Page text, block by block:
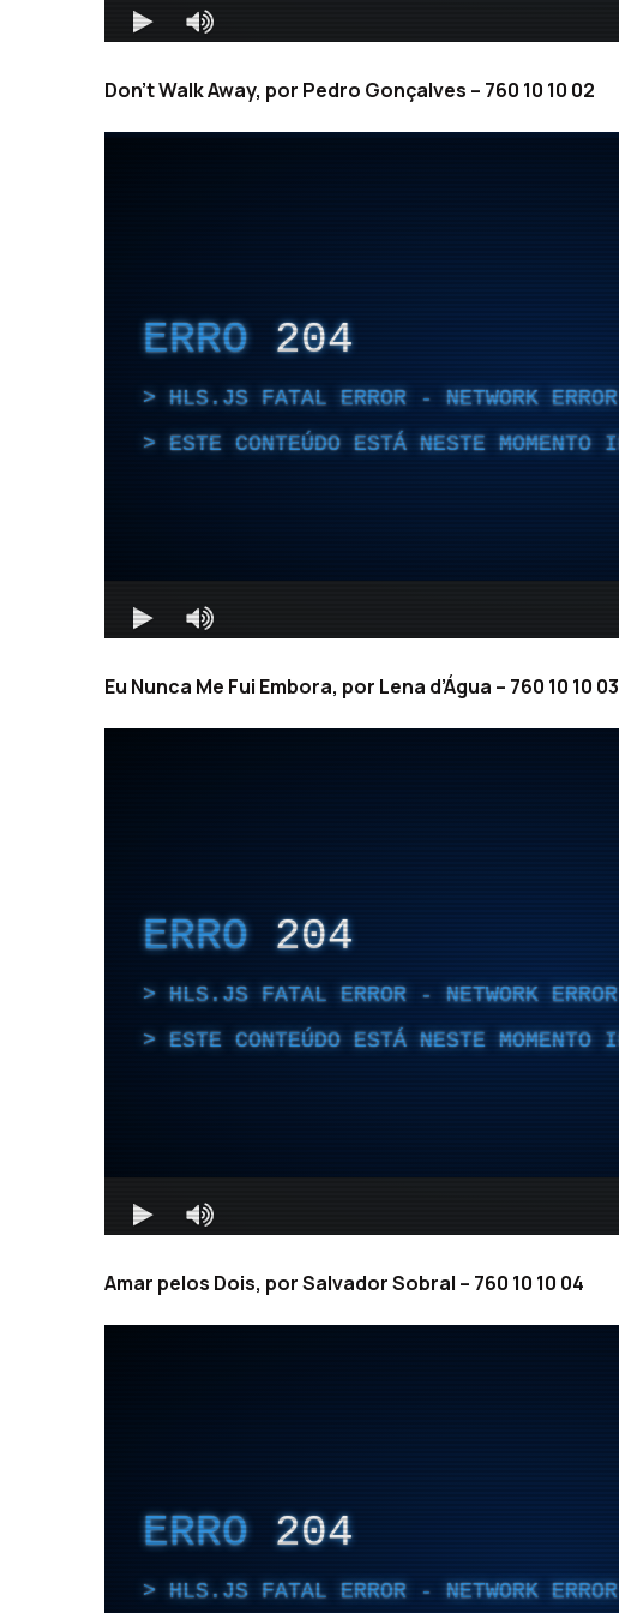
Don’t Walk Away, por Pedro Gonçalves – 760 10 10 02
Eu Nunca Me Fui Embora, por Lena d’Água – 760 10 10 03
Amar pelos Dois, por Salvador Sobral – 760 10 10 04